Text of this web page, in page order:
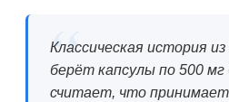
Классическая история
берёт капсулы по 500
считает, что